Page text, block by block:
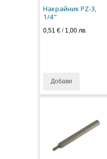
Накрайник PZ-3,
1/4"
0,51 € / 1,00 лв.
Добави